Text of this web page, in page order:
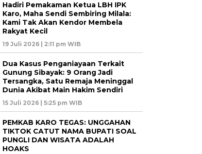
Hadiri Pemakaman Ketua LBH IPK
Karo, Maha Sendi Sembiring Milala:
Kami Tak Akan Kendor Membela
Rakyat Kecil
19 Juli 2026 | 2:11 pm WIB
Dua Kasus Penganiayaan Terkait
Gunung Sibayak: 9 Orang Jadi
Tersangka, Satu Remaja Meninggal
Dunia Akibat Main Hakim Sendiri
15 Juli 2026 | 5:25 pm WIB
PEMKAB KARO TEGAS: UNGGAHAN
TIKTOK CATUT NAMA BUPATI SOAL
PUNGLI DAN WISATA ADALAH
HOAKS